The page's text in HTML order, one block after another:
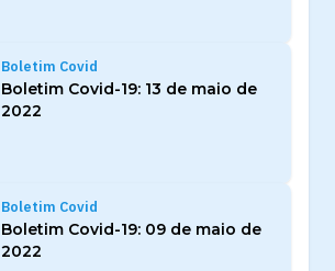
Boletim Covid
Boletim Covid-19: 13 de maio de
2022
Boletim Covid
Boletim Covid-19: 09 de maio de
2022